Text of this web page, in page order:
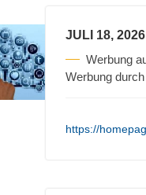
JULI 18, 2026
Werbung
Werbung
https://